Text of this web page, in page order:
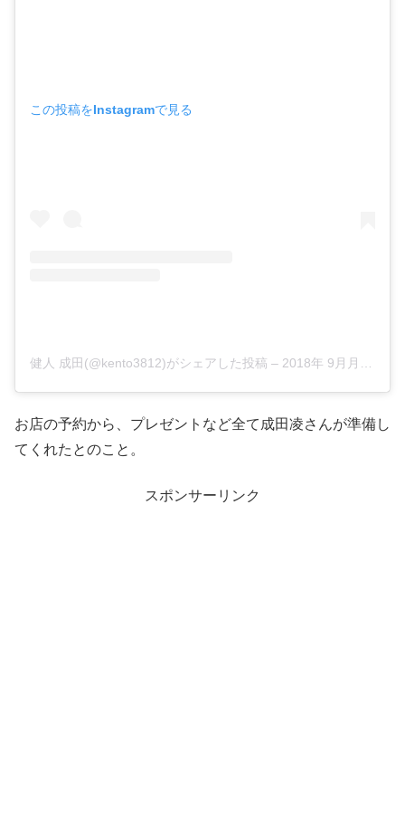
この投稿をInstagramで見る
健人 成田(@kento3812)がシェアした投稿 – 2018年 9月月28日午前6時18分PDT
お店の予約から、プレゼントなど全て成田凌さんが準備し
てくれたとのこと。
スポンサーリンク